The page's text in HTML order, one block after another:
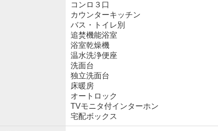
コンロ３口
カウンターキッチン
バス・トイレ別
追焚機能浴室
浴室乾燥機
温水洗浄便座
洗面台
独立洗面台
床暖房
オートロック
TVモニタ付インターホン
宅配ボックス